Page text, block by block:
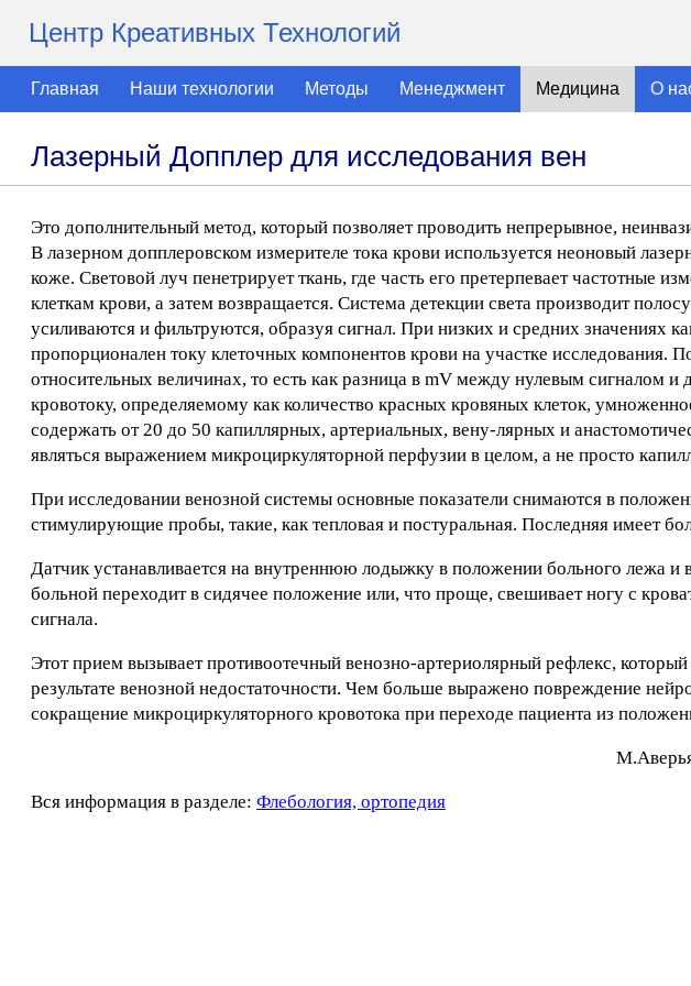
Центр Креативных Технологий
Главная Наши технологии Методы Менеджмент Медицина О
Лазерный Допплер для исследования вен
Это дополнительный метод, который позволяет проводить непрерывное,
В лазерном допплеровском измерителе тока крови используется неоновый
коже. Световой луч пенетрирует ткань, где часть его претерпевает частотные
клеткам крови, а затем возвращается. Система детекции света производит
усиливаются и фильтруются, образуя сигнал. При низких и средних значениях
пропорционален току клеточных компонентов крови на участке исследования.
относительных величинах, то есть как разница в mV между нулевым сигналом
кровотоку, определяемому как количество красных кровяных клеток,
содержать от 20 до 50 капиллярных, артериальных, вену-лярных и
являться выражением микроциркуляторной перфузии в целом, а не просто
При исследовании венозной системы основные показатели снимаются в
стимулирующие пробы, такие, как тепловая и постуральная. Последняя имеет
Датчик устанавливается на внутреннюю лодыжку в положении больного лежа и
больной переходит в сидячее положение или, что проще, свешивает ногу с
сигнала.
Этот прием вызывает противоотечный венозно-артериолярный рефлекс,
результате венозной недостаточности. Чем больше выражено повреждение
сокращение микроциркуляторного кровотока при переходе пациента из
Вся информация в разделе: Флебология, ортопедия